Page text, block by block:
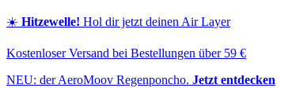
☀️ Hitzewelle! Hol dir jetzt deinen Air Layer
Kostenloser Versand bei Bestellungen über 59 €
NEU: der AeroMoov Regenponcho. Jetzt entdecken